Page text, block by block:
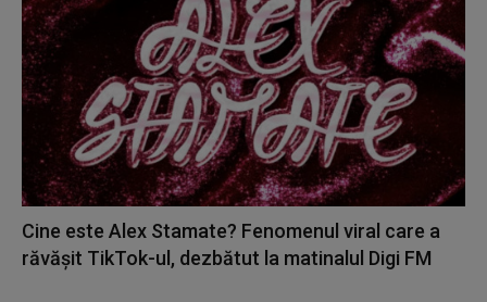
Cine este Alex Stamate? Fenomenul viral care a
răvășit TikTok-ul, dezbătut la matinalul Digi FM